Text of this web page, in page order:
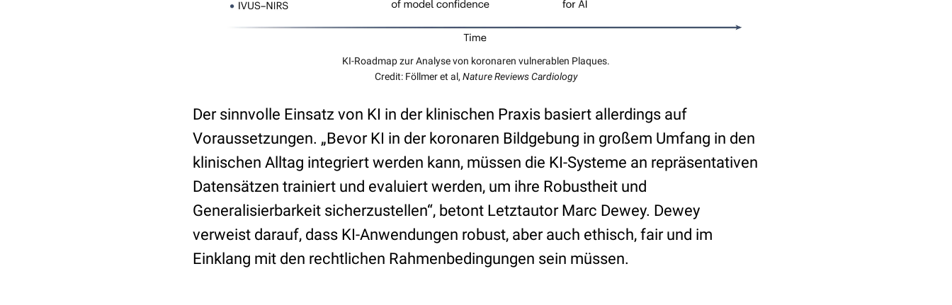
KI-Roadmap zur Analyse von koronaren vulnerablen Plaques.
Credit: Föllmer et al, Nature Reviews Cardiology
Der sinnvolle Einsatz von KI in der klinischen Praxis basiert allerdings auf
Voraussetzungen. „Bevor KI in der koronaren Bildgebung in großem Umfang in den
klinischen Alltag integriert werden kann, müssen die KI-Systeme an repräsentativen
Datensätzen trainiert und evaluiert werden, um ihre Robustheit und
Generalisierbarkeit sicherzustellen“, betont Letztautor Marc Dewey. Dewey
verweist darauf, dass KI-Anwendungen robust, aber auch ethisch, fair und im
Einklang mit den rechtlichen Rahmenbedingungen sein müssen.